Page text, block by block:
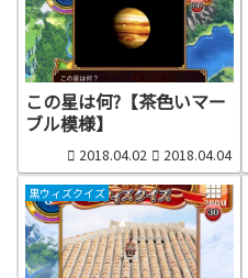
この星は何?【茶色いマー
ブル模様】
2018.04.02 2018.04.04
黒ウィズクイズ